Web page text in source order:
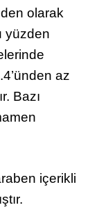
olarak
yüzden
az
Bazı
içerikli